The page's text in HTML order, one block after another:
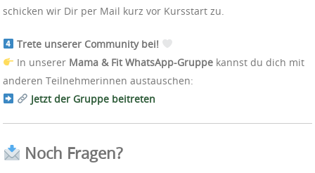
schicken wir Dir per Mail kurz vor Kursstart zu.
Trete unserer Community bei!
In unserer Mama & Fit WhatsApp-Gruppekannst du dich mit
anderen Teilnehmerinnen austauschen:
Jetzt der Gruppe beitreten
Noch Fragen?